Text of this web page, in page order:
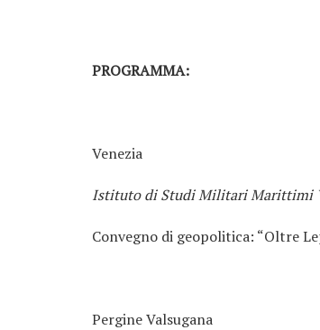
PROGRAMMA:
Venezia
Istituto di Studi Militari Marittimi
Convegno di geopolitica: “Oltre
Pergine Valsugana